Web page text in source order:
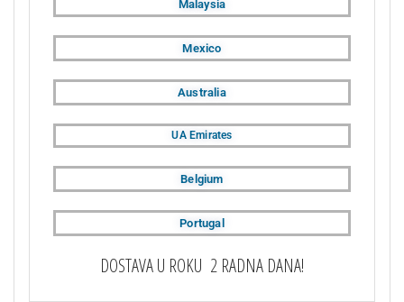
Malaysia
Mexico
Australia
UA Emirates
Belgium
Portugal
DOSTAVA U ROKU 2 RADNA DANA!